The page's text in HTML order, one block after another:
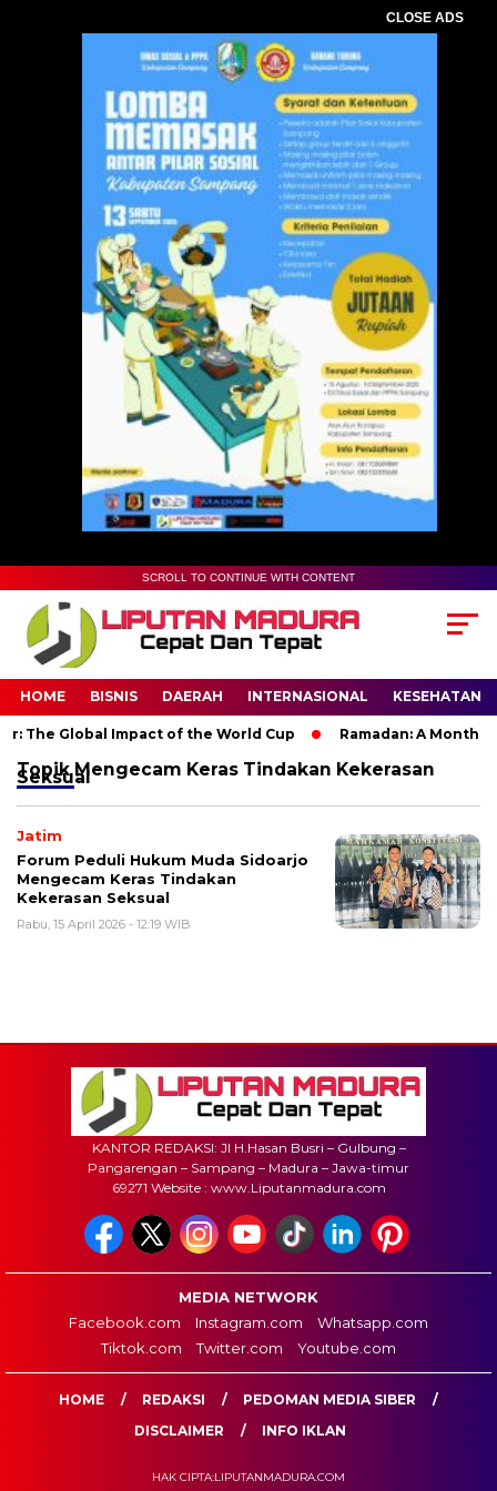
CLOSE ADS
SCROLL TO CONTINUE WITH CONTENT
HOME BISNIS DAERAH INTERNASIONAL KESEHATAN
The Global Impact of the World Cup Ramadan: A Month
Topik Mengecam Keras Tindakan Kekerasan
Seksual
Jatim
Forum Peduli Hukum Muda Sidoarjo
Mengecam Keras Tindakan
Kekerasan Seksual
Rabu, 15 April 2026 - 12:19 WIB
KANTOR REDAKSI: Jl H.Hasan Busri – Gulbung –
Pangarengan – Sampang – Madura – Jawa-timur
69271 Website : www.Liputanmadura.com
MEDIA NETWORK
Facebook.com
Instagram.com
Whatsapp.com
Tiktok.com
Twitter.com Youtube.com
HOME REDAKSI
PEDOMAN MEDIA SIBER
DISCLAIMER
INFO IKLAN
HAK CIPTA:LIPUTANMADURA.COM